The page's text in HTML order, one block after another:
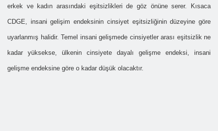
erkek ve kadın arasındaki eşitsizlikleri de göz önüne serer. Kısaca
CDGE, insani gelişim endeksinin cinsiyet eşitsizliğinin düzeyine göre
uyarlanmış halidir. Temel insani gelişmede cinsiyetler arası eşitsizlik ne
kadar yüksekse, ülkenin cinsiyete dayalı gelişme endeksi, insani
gelişme endeksine göre o kadar düşük olacaktır.